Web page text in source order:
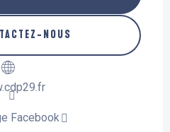
NOUS
Facebook